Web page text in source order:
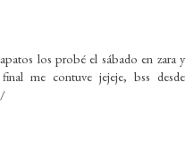
los probé el sábado en zara y
me contuve jejeje, bss desde